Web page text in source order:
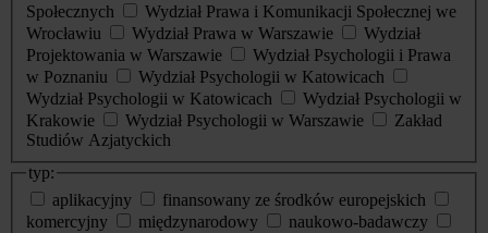
Społecznych
Wydział Prawa i Komunikacji Społecznej we
Wrocławiu
Wydział Prawa w Warszawie
Wydział
Projektowania w Warszawie
Wydział Psychologii i Prawa
w Poznaniu
Wydział Psychologii w Katowicach
Wydział Psychologii w Katowicach
Wydział Psychologii w
Krakowie
Wydział Psychologii w Warszawie
Zakład
Studiów Azjatyckich
typ:
aplikacyjny
finansowany ze środków europejskich
komercyjny
międzynarodowy
naukowo-badawczy